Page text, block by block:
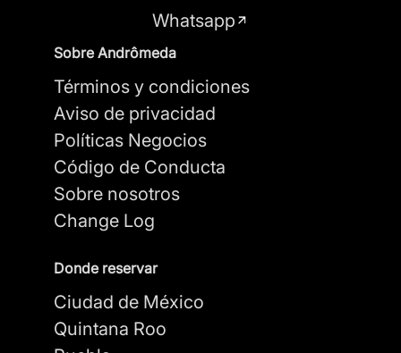
Whatsapp
Sobre Andrômeda
Términos y condiciones
Aviso de privacidad
Políticas Negocios
Código de Conducta
Sobre nosotros
Change Log
Donde reservar
Ciudad de México
Quintana Roo